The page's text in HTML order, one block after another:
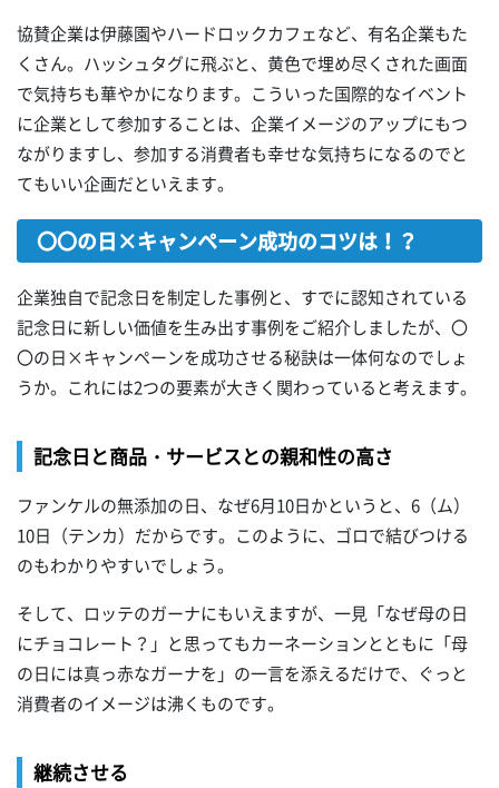
協賛企業は伊藤園やハードロックカフェなど、有名企業もた
くさん。ハッシュタグに飛ぶと、黄色で埋め尽くされた画面
で気持ちも華やかになります。こういった国際的なイベント
に企業として参加することは、企業イメージのアップにもつ
ながりますし、参加する消費者も幸せな気持ちになるのでと
てもいい企画だといえます。
〇〇の日×キャンペーン成功のコツは！？
企業独自で記念日を制定した事例と、すでに認知されている
記念日に新しい価値を生み出す事例をご紹介しましたが、〇
〇の日×キャンペーンを成功させる秘訣は一体何なのでしょ
うか。これには2つの要素が大きく関わっていると考えます。
記念日と商品・サービスとの親和性の高さ
ファンケルの無添加の日、なぜ6月10日かというと、6（ム）
10日（テンカ）だからです。このように、ゴロで結びつける
のもわかりやすいでしょう。
そして、ロッテのガーナにもいえますが、一見「なぜ母の日
にチョコレート？」と思ってもカーネーションとともに「母
の日には真っ赤なガーナを」の一言を添えるだけで、ぐっと
消費者のイメージは沸くものです。
継続させる